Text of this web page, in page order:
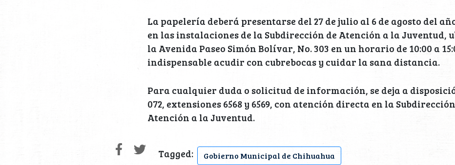
La papelería deberá presentarse del 27 de julio al 6 de agosto del
en las instalaciones de la Subdirección de Atención a la Juventud,
la Avenida Paseo Simón Bolívar, No. 303 en un horario de 10:00 a
indispensable acudir con cubrebocas y cuidar la sana distancia.
Para cualquier duda o solicitud de información, se deja a
072, extensiones 6568 y 6569, con atención directa en la
Atención a la Juventud.
Tagged: Gobierno Municipal de Chihuahua